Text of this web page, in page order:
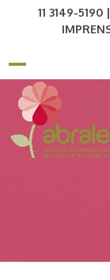
11 3149-
Open
mobile
menu
Close
mobile
menu